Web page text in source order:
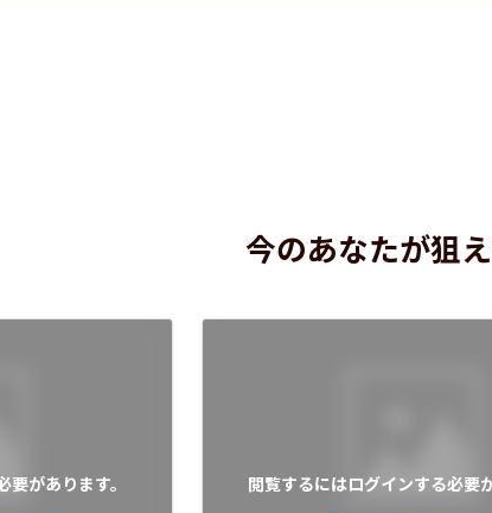
今のあなたが狙
があります。 閲覧するにはログインする必要